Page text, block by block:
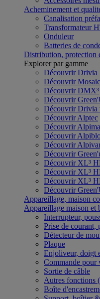
Acheminement et
Canalisation
Transformateur
Onduleur
Batteries de
Distribution, protection
Explorer par gamme
Découvrir Drivia
Découvrir Mosaic
Découvrir DMX³
Découvrir
Découvrir Drivia
Découvrir Alptec
Découvrir
Découvrir
Découvrir
Découvrir
Découvrir XL³
Découvrir XL³
Découvrir XL³
Découvrir
Appareillage, maison
Appareillage maison et
Interrupteur,
Prise de courant,
Détecteur de
Plaque
Enjoliveur, doigt
Commande pour
Sortie de câble
Autres fonctions
Boîte